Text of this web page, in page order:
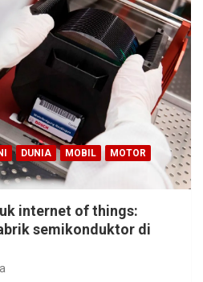
DUNIA MOBIL
MOTOR
internet of things:
semikonduktor di